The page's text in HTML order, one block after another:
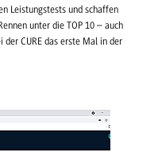
Leistungstests und schaffen
unter die TOP 10 – auch
der CURE das erste Mal in der